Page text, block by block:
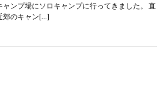
ャンプ場にソロキャンプに行ってきました。 直
郊のキャン[…]